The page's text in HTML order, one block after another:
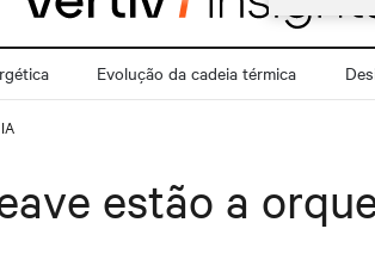
Evolução da cadeia térmica
estão a